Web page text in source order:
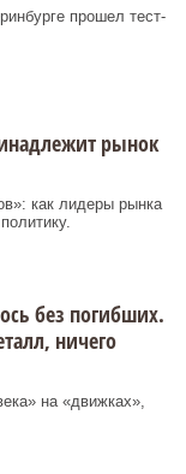
прошел тест-
рынок
как лидеры рынка
без погибших.
ничего
на «движках»,